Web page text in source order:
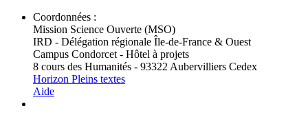
Coordonnées :
Mission Science Ouverte (MSO)
IRD - Délégation régionale Île-de-France & Ouest
Campus Condorcet - Hôtel à projets
8 cours des Humanités - 93322 Aubervilliers Cedex
Horizon Pleins textes
Aide